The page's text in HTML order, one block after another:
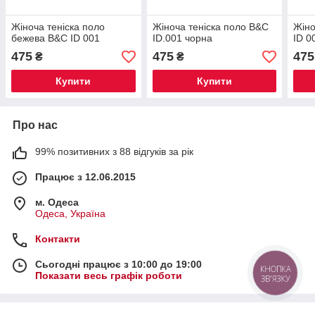
Жіноча теніска поло
бежева B&C ID 001
475 ₴
Купити
Жіноча теніска поло B&C
ID.001 чорна
475₴
Купити
ID
475
Про нас
99% позитивних з 88 відгуків за рік
Працює з 12.06.2015
м. Одеса
Одеса, Україна
Контакти
Сьогодні працює з 10:00 до 19:00
Показати весь графік роботи
КНОПКА
ЗВ'ЯЗКУ